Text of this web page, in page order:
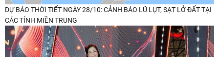
DỰ BÁO THỜI TIẾT NGÀY 28/10: CẢNH BÁO LŨ LỤT, SẠT LỞ ĐẤT TẠI
CÁC TỈNH MIỀN TRUNG